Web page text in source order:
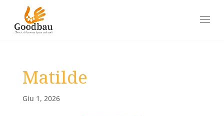
Matilde
Giu 1, 2026